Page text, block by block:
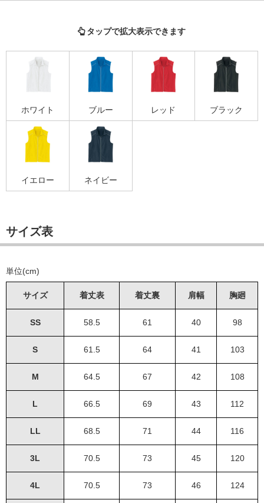
タップで拡大表示できます
ホワイト ブルー レッド ブラック
イエロー ネイビー
サイズ表
単位(cm)
サイズ 着丈表 着丈裏 肩幅 胸廻
SS 58.5 61 40 98
S 61.5 64 41 103
M 64.5 67 42 108
L 66.5 69 43 112
LL 68.5 71 44 116
3L 70.5 73 45 120
4L 70.5 73 46 124